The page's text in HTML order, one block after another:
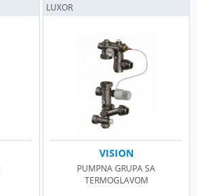
VISION
PUMPNA GRUPA SA
TERMOGLAVOM
LUXOR